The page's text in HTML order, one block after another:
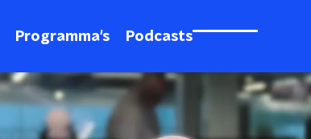
Programma's Podcasts